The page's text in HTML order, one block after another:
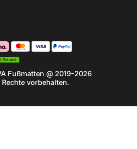
Fußmatten @ 2019-2026
Rechte vorbehalten.